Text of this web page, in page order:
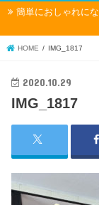
簡単におしゃれに
HOME IMG_1817
2020.10.29
IMG_1817